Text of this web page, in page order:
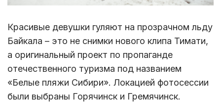
Красивые девушки гуляют на прозрачном льду
Байкала – это не снимки нового клипа Тимати,
а оригинальный проект по пропаганде
отечественного туризма под названием
«Белые пляжи Сибири». Локацией фотосессии
были выбраны Горячинск и Гремячинск.